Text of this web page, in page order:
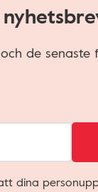
de senaste
dina